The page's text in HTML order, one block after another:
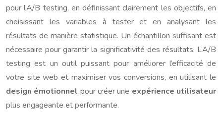
pour l’A/B testing, en définissant clairement les objectifs, en
choisissant les variables à tester et en analysant les
résultats de manière statistique. Un échantillon suffisant est
nécessaire pour garantir la significativité des résultats. L’A/B
testing est un outil puissant pour améliorer l’efficacité de
votre site web et maximiser vos conversions, en utilisant le
design émotionnel pour créer une expérience utilisateur
plus engageante et performante.